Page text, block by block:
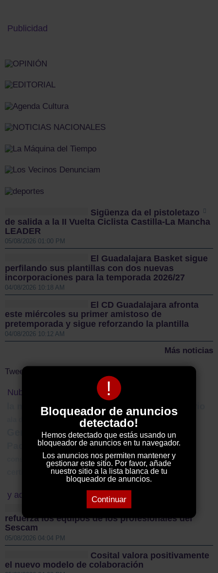
!
Bloqueador de anuncios
detectado!
Hemos detectado que estás usando un
bloqueador de anuncios en tu navegador.
Los anuncios nos permiten mantener y
gestionar este sitio. Por favor, añade
nuestro sitio a la lista blanca de tu
bloqueador de anuncios.
Continuar
Publicidad
Sigüenza da el pistoletazo
de salida a la II Vuelta Ciclista Castilla-La Mancha
LEADER
05/08/2026 01:00 PM
El Guadalajara Basket sigue
perfilando sus plantillas con dos nuevas
incorporaciones para la temporada 2026/27
04/08/2026 10:18 AM
El CD Guadalajara afronta
este miércoles su primer amistoso de
pretemporada y sigue reforzando la plantilla
04/08/2026 10:12 AM
Más noticias
Tweets by ElDecanodeGuad1
Nube de Tags
la muela desarrollo rural sector ferroviario
navidad cabanillas
Nocturna
Gerencia del Área Integrada de Guadalajara
Parador
Paco Núñez
Jazzplat enrique burmeister
consejo de gobierno movilizaciones cubillejo
y además...
El Gobierno regional
refuerza los equipos de los profesionales del
Sescam
05/08/2026 04:04 PM
Cosital valora positivamente
el nuevo modelo de colaboración